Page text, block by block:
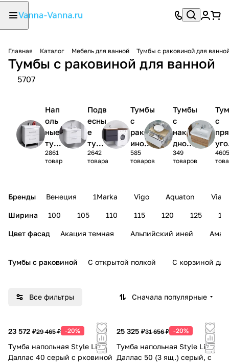
Главная Каталог Мебель для ванной Тумбы с раковиной для
Тумбы с раковиной для ванной
5707
Нап
оль
ные
тум
бы с
рак
2861
товар
Подв
есны
е
тумб
ы с
рако
2642
товара
Тумбы
с
раков
иной
под
стира
ну
585
товаров
Тумбы
с
накла
дной
раков
иной
349
товаров
с
ной
4605
Бренды Венеция 1Marka Vigo Aquaton Viant
Ширина 100 105 110 115 120 125
Цвет фасад Акация темная Альпийский иней
Тумбы с раковиной С открытой полкой С корзиной для
Все фильтры Сначала популярные
23 572 ₽29 465 ₽ -20%
Тумба напольная Style Line
Даллас 40 серый с рковиной
25 325 ₽31 656 ₽ -20%
Тумба напольная Style Line
Даллас 50 (3 ящ.) серый, с